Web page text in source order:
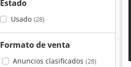
Estado
Usado (28)
Formato de venta
Anuncios clasificados (28)